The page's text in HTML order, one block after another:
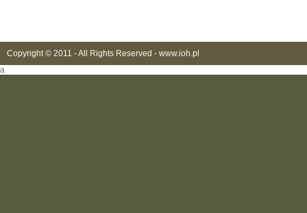
Copyright © 2011 - All Rights Reserved - www.ioh.pl
a